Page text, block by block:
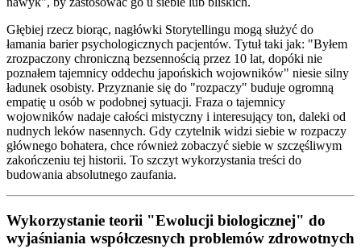
Głębiej rzecz biorąc, nagłówki Storytellingu mogą służyć do
łamania barier psychologicznych pacjentów. Tytuł taki jak: "Byłem
zrozpaczony chroniczną bezsennością przez 10 lat, dopóki nie
poznałem tajemnicy oddechu japońskich wojowników" niesie silny
ładunek osobisty. Przyznanie się do "rozpaczy" buduje ogromną
empatię u osób w podobnej sytuacji. Fraza o tajemnicy
wojowników nadaje całości mistyczny i interesujący ton, daleki od
nudnych leków nasennych. Gdy czytelnik widzi siebie w rozpaczy
głównego bohatera, chce również zobaczyć siebie w szczęśliwym
zakończeniu tej historii. To szczyt wykorzystania treści do
budowania absolutnego zaufania.
Wykorzystanie teorii "Ewolucji biologicznej" do
wyjaśniania współczesnych problemów zdrowotnych